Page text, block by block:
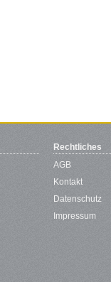
Rechtliches
AGB
Kontakt
Datenschutz
Impressum